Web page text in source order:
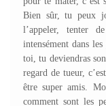
Bien sûr, tu peux
l’appeler, tenter
intensément dans
toi, tu deviendras
regard de tueur,
être super amis.
comment sont les